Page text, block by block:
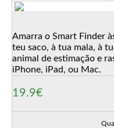
Amarra o Smart Finder
teu saco, à tua mala, à
animal de estimação e
iPhone, iPad, ou Mac.
19.9€